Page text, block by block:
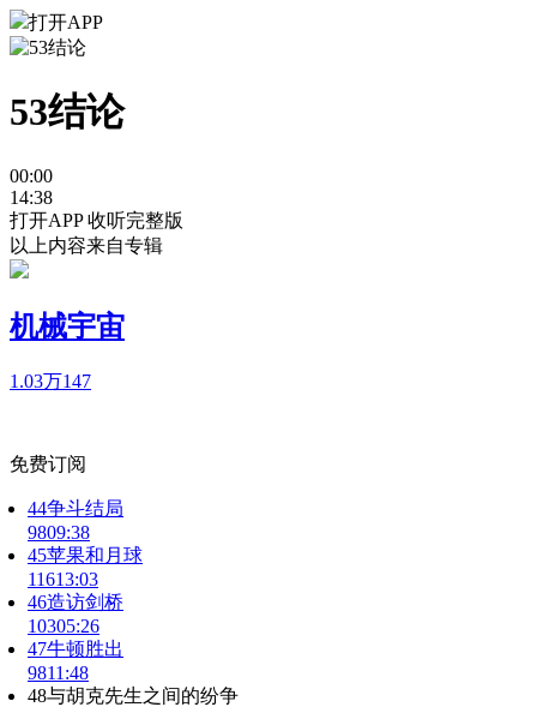
打开APP
53结论
00:00
14:38
打开APP 收听完整版
以上内容来自专辑
机械宇宙
1.03万147
免费订阅
44争斗结局
9809:38
45苹果和月球
11613:03
46造访剑桥
10305:26
47牛顿胜出
9811:48
48与胡克先生之间的纷争